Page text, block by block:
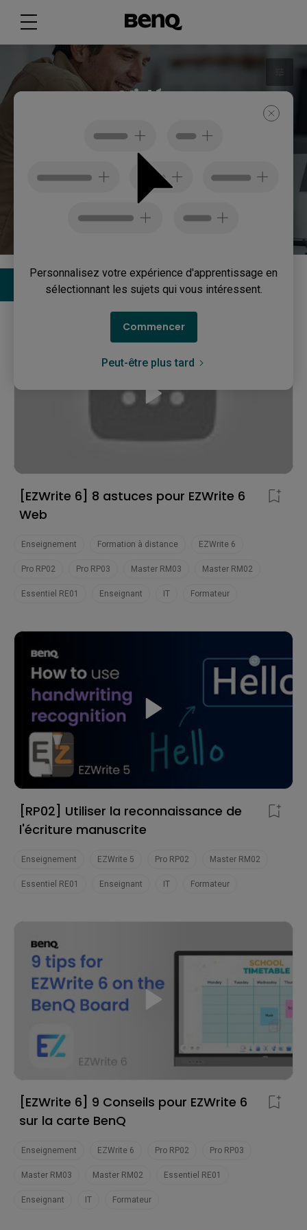
Personnalisez votre expérience d'apprentissage en
sélectionnant les sujets qui vous intéressent.
Commencer
Peut-être plus tard
Vidéos
Apprenez à utiliser les écrans BenQ avec des vidéos
simples et instructives.
Se connecter
Filtre 115 résultats Dernières nouveautés
[EZWrite 6] 8 astuces pour EZWrite 6
Web
Enseignement Formation à distance EZWrite 6
Pro RP02 Pro RP03 Master RM03 Master RM02
Essentiel RE01 Enseignant IT Formateur
[RP02] Utiliser la reconnaissance de
l'écriture manuscrite
Enseignement EZWrite 5 Pro RP02 Master RM02
Essentiel RE01 Enseignant IT Formateur
[EZWrite 6] 9 Conseils pour EZWrite 6
sur la carte BenQ
Enseignement EZWrite 6 Pro RP02 Pro RP03
Master RM03 Master RM02 Essentiel RE01
Enseignant IT Formateur